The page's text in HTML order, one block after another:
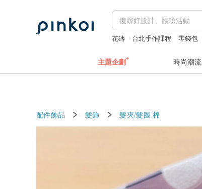
花磚 台北手作課程 零錢包
主題企劃 時尚潮流
配件飾品 髮飾 髮夾/髮圈 棉